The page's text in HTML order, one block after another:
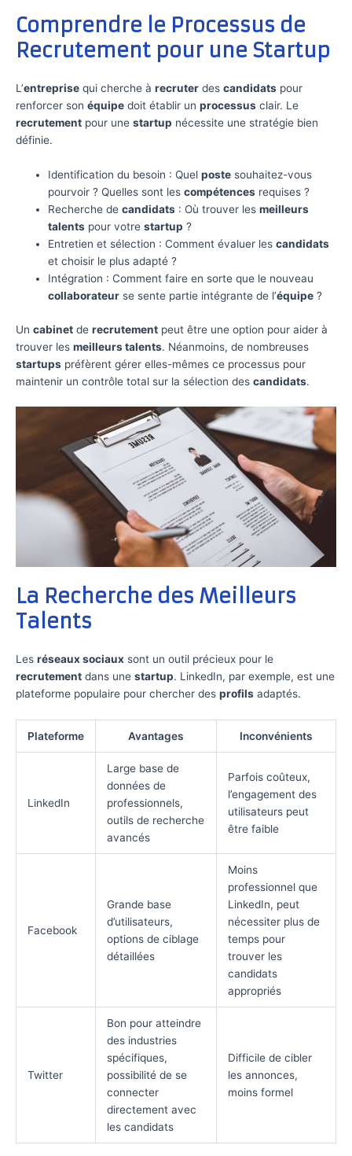
Comprendre le Processus de
Recrutement pour une Startup
L’entreprise qui cherche à recruter des candidats pour
renforcer son équipe doit établir un processus clair. Le
recrutement pour une startup nécessite une stratégie bien
définie.
Identification du besoin : Quelposte souhaitez-vous
pourvoir ? Quelles sont lescompétences requises ?
Recherche decandidats : Où trouver lesmeilleurs
talents pour votrestartup ?
Entretien et sélection : Comment évaluer lescandidats
et choisir le plus adapté ?
Intégration : Comment faire en sorte que le nouveau
collaborateur se sente partie intégrante de l’équipe ?
Un cabinet de recrutement peut être une option pour aider à
trouver les meilleurs talents. Néanmoins, de nombreuses
startups préfèrent gérer elles-mêmes ce processus pour
maintenir un contrôle total sur la sélection des candidats.
La Recherche des Meilleurs
Talents
Les réseaux sociaux sont un outil précieux pour le
recrutement dans une startup. LinkedIn, par exemple, est une
plateforme populaire pour chercher des profils adaptés.
Plateforme Avantages Inconvénients
LinkedIn
Large base de
données de
professionnels,
outils de recherche
avancés
Parfois coûteux,
l’engagement des
utilisateurs peut
être faible
Facebook
Grande base
d’utilisateurs,
options de ciblage
détaillées
Moins
professionnel que
LinkedIn, peut
nécessiter plus de
temps pour
trouver les
candidats
appropriés
Twitter
Bon pour atteindre
des industries
spécifiques,
possibilité de se
connecter
directement avec
les candidats
Difficile de cibler
les annonces,
moins formel